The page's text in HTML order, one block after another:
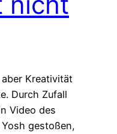
Kreativität
Durch Zufall
Video des
gestoßen,